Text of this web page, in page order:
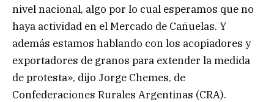
nivel nacional, algo por lo cual esperamos que no
haya actividad en el Mercado de Cañuelas. Y
además estamos hablando con los acopiadores y
exportadores de granos para extender la medida
de protesta», dijo Jorge Chemes, de
Confederaciones Rurales Argentinas (CRA).